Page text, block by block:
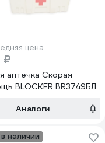
цена
₽
аптечка Скорая
BLOCKER BR3749БЛ
Аналоги
наличии